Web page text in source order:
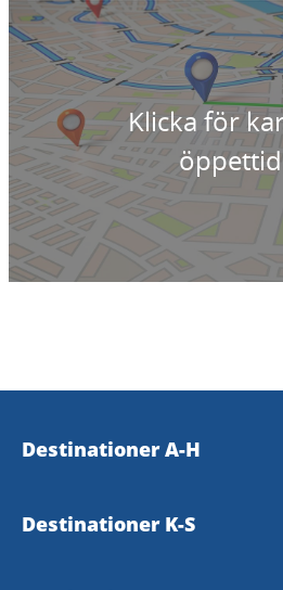
Klicka för
Destinationer A-H
Essunga
Destinationer K-S